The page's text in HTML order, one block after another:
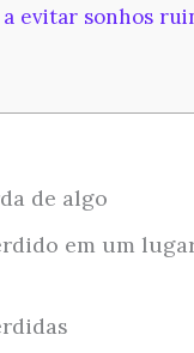
evitar sonhos
de algo
em um